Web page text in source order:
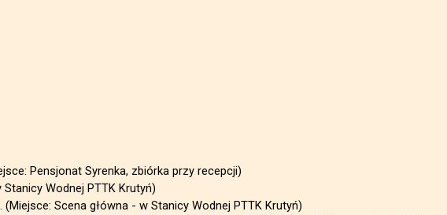
Pensjonat Syrenka, zbiórka przy recepcji)
Wodnej PTTK Krutyń)
Scena główna - w Stanicy Wodnej PTTK Krutyń)